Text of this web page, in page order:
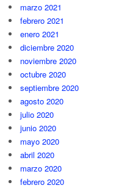
marzo 2021
febrero 2021
enero 2021
diciembre 2020
noviembre 2020
octubre 2020
septiembre 2020
agosto 2020
julio 2020
junio 2020
mayo 2020
abril 2020
marzo 2020
febrero 2020